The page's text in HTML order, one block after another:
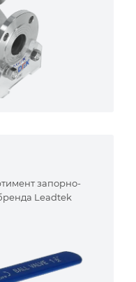
запорно-
Leadtek